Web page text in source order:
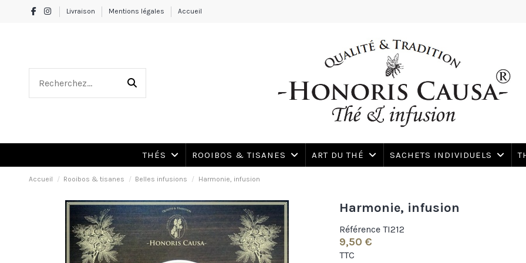
Livraison Mentions légales Accueil
THÉS ROOIBOS & TISANES ART DU THÉ SACHETS INDIVIDUELS
Accueil Rooibos & tisanes Belles infusions Harmonie, infusion
Harmonie, infusion
Référence TI212
9,50 €
TTC